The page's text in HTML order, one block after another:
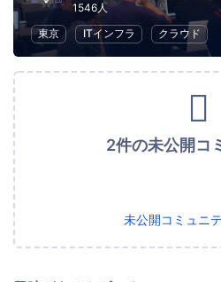
1546人
東京
ITインフラ クラウド
2件の未公開コ
未公開コミュニ